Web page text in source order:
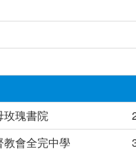
玫瑰書院
教會全完中學